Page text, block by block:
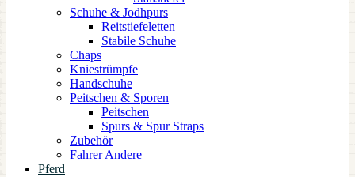
Schuhe & Jodhpurs
Reitstiefeletten
Stabile Schuhe
Chaps
Kniestrümpfe
Handschuhe
Peitschen & Sporen
Peitschen
Spurs & Spur Straps
Zubehör
Fahrer Andere
Pferd